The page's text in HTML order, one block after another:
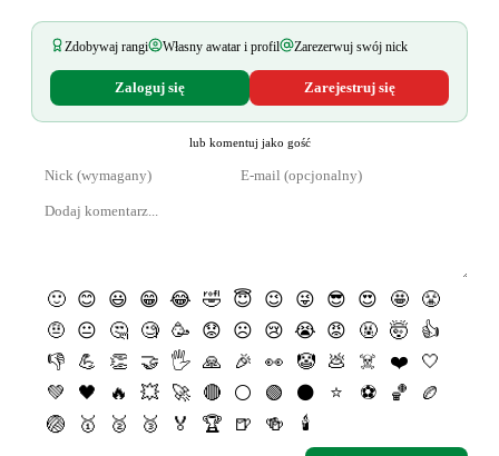
Zdobywaj rangi Własny awatar i profil Zarezerwuj swój nick
Zaloguj się Zarejestruj się
lub komentuj jako gość
🙂 😊 😃 😁 😂 🤣 😇 😉 😜 😎 😍 🤩
😤
🤨
😐 🤔 🧐 🥳 😟 ☹️ 😢 😭 😡 🤬 🤯
👍
👎
💪 👏 🤝 🖐 🙏 🎉 👀 🤡 💩 ☠️ ❤️
🤍
💚
🖤 🔥 💥 🚀 🔴 ⚪️ 🟢 ⚫️ ⭐️ ⚽️ 🏀
🏉
🏐
🥇 🥈 🥉 🏅 🏆 🍺 🍻 🕯